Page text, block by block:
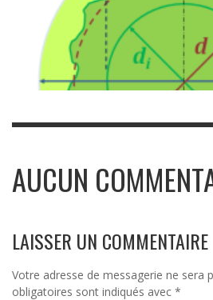
AUCUN
LAISSER UN COMMENTAIRE
Votre adresse de messagerie ne sera
obligatoires sont indiqués avec *